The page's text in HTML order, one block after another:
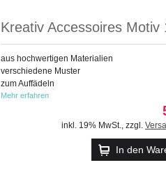
Kreativ Accessoires Motiv
aus hochwertigen Materialien
verschiedene Muster
zum Auffädeln
Mehr erfahren
inkl. 19% MwSt., zzgl.
In den